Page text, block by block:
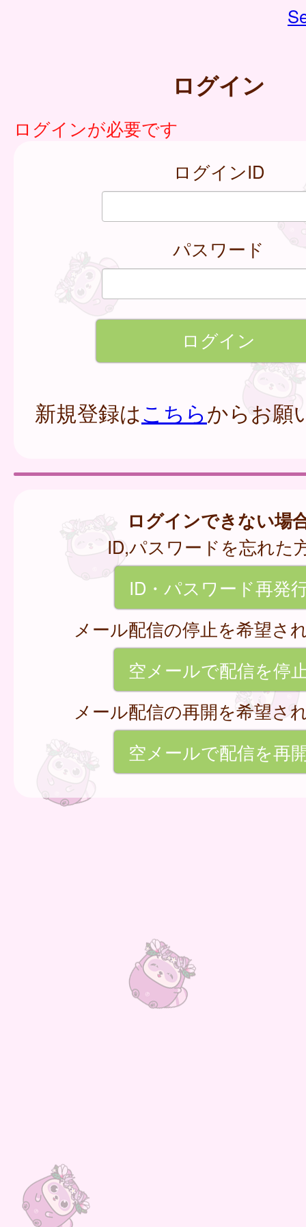
ログイン
ログインが必要です
ログインID
パスワード
新規登録はこちらからお願
ログインできない場
ID,パスワードを忘れた
ID・パスワード再発
メール配信の停止を希望さ
空メールで配信を停
メール配信の再開を希望さ
空メールで配信を再